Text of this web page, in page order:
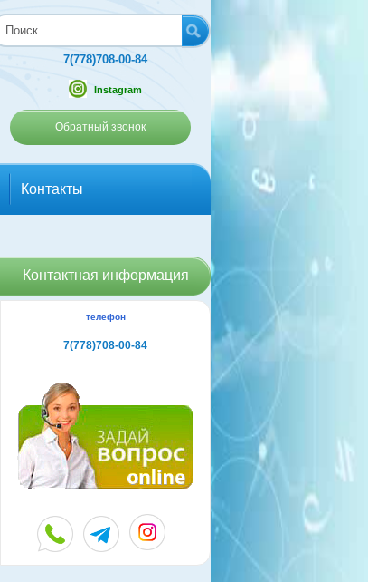
7(778)708-00-84
Instagram
Обратный звонок
Контакты
Контактная информация
телефон
7(778)708-00-84